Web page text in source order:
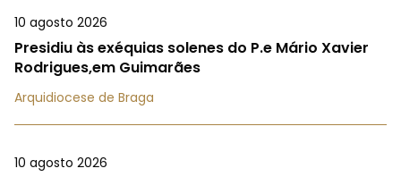
10 agosto 2026
Presidiu às exéquias solenes do P.e Mário Xavier
Rodrigues,em Guimarães
Arquidiocese de Braga
10 agosto 2026